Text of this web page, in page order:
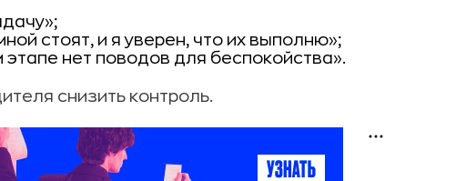
стоят, и я уверен, что их выполню»;
нет поводов для беспокойства».
снизить контроль.